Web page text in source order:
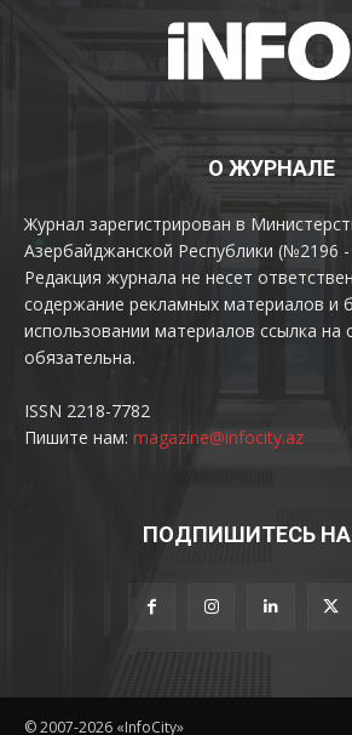
О ЖУРНАЛЕ
Журнал зарегистрирован в
Азербайджанской Республики (№2196 -
Редакция журнала не несет
содержание рекламных материалов и
использовании материалов ссылка на
обязательна.
ISSN 2218-7782
Пишите нам: magazine@infocity.az
ПОДПИШИТЕСЬ
© 2007-2026 «InfoCity»